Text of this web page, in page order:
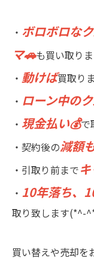
・ ボロボロな
マ🚗も買い取り
・ 動けば買取り
・ ローン中の
・ 現金払い💰で
・契約後の減額
・引取り前まで
・ 10年落ち、
取り致します(*^-
買い替えや売却を